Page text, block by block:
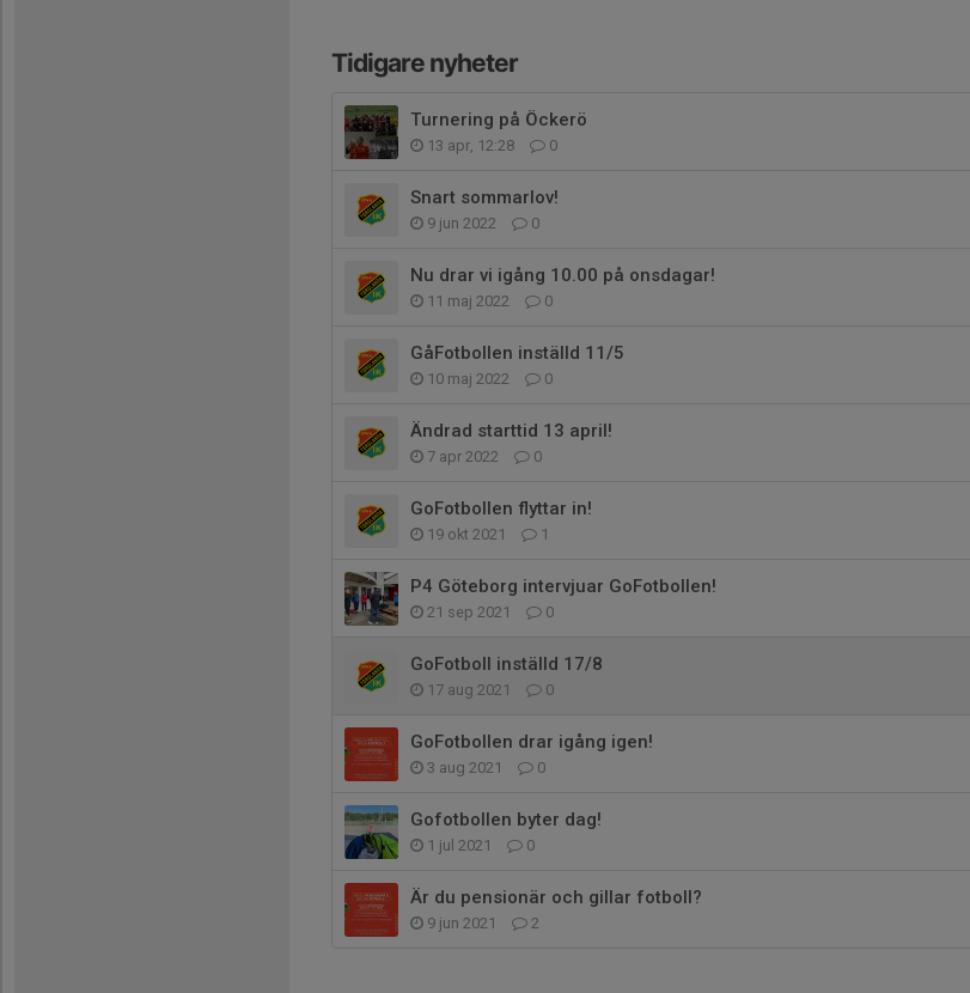
Tidigare nyheter
Turnering på Öckerö
13 apr, 12:28 0
Snart sommarlov!
9 jun 2022 0
Nu drar vi igång 10.00 på onsdagar!
11 maj 2022 0
GåFotbollen inställd 11/5
10 maj 2022 0
Ändrad starttid 13 april!
7 apr 2022 0
GoFotbollen flyttar in!
19 okt 2021 1
P4 Göteborg intervjuar GoFotbollen!
21 sep 2021 0
GoFotboll inställd 17/8
17 aug 2021 0
GoFotbollen drar igång igen!
3 aug 2021 0
Gofotbollen byter dag!
1 jul 2021 0
Är du pensionär och gillar fotboll?
9 jun 2021 2